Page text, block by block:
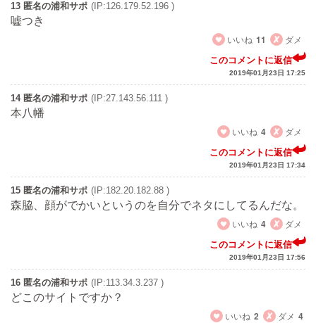
13 匿名の浦和サポ (IP:126.179.52.196 )
嘘つき
いいね 11 ダメ
このコメントに返信
2019年01月23日 17:25
14 匿名の浦和サポ (IP:27.143.56.111 )
本八幡
いいね 4 ダメ
このコメントに返信
2019年01月23日 17:34
15 匿名の浦和サポ (IP:182.20.182.88 )
森脇、顔がでかいというのを自分でネタにしてるんだな。
いいね 4 ダメ
このコメントに返信
2019年01月23日 17:56
16 匿名の浦和サポ (IP:113.34.3.237 )
どこのサイトですか？
いいね 2 ダメ 4